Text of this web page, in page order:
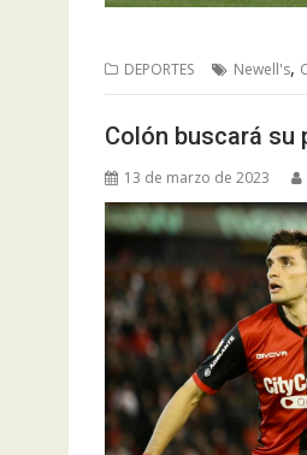
DEPORTES Newell's,
Colón buscará su
13 de marzo de 2023